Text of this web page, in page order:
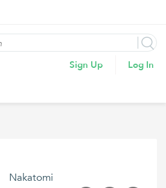
Sign Up Log In
Nakatomi